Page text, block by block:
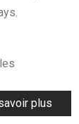
plus